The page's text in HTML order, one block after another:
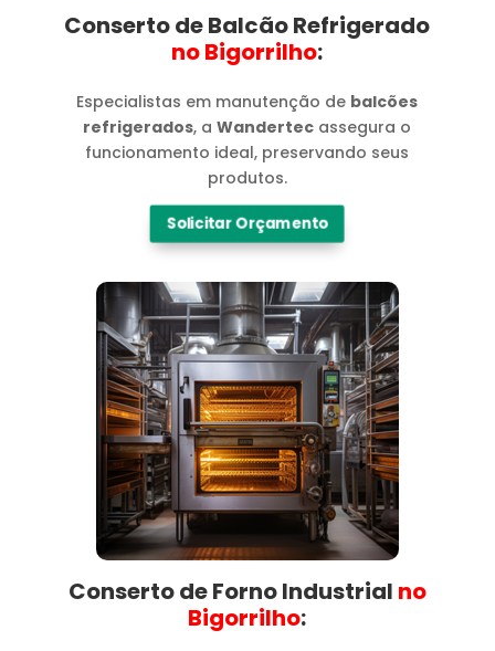
Conserto de Balcão Refrigerado
no Bigorrilho​:
Especialistas em manutenção de balcões
refrigerados, aWandertec assegura o
funcionamento ideal, preservando seus
produtos.
Solicitar Orçamento
Conserto de Forno Industrial no
Bigorrilho​: